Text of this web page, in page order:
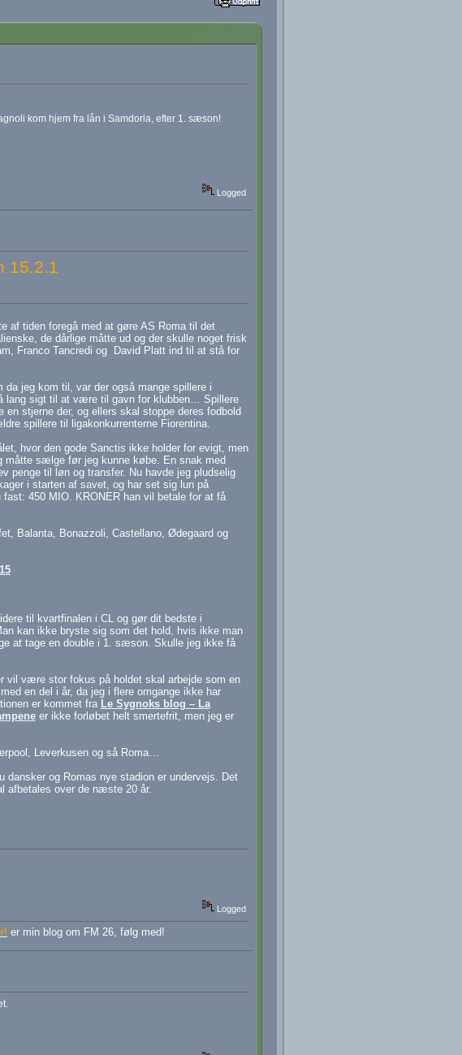
kom hjem fra lån i Samdoria, efter 1. sæson!
Logged
15.2.1
af tiden foregå med at gøre AS Roma til det
de dårlige måtte ud og der skulle noget frisk
Franco Tancredi og David Platt ind til at stå for
jeg kom til, var der også mange spillere i
lang sigt til at være til gavn for klubben… Spillere
stjerne der, og ellers skal stoppe deres fodbold
spillere til ligakonkurrenterne Fiorentina.
hvor den gode Sanctis ikke holder for evigt, men
måtte sælge før jeg kunne købe. En snak med
penge til løn og transfer. Nu havde jeg pludselig
i starten af savet, og har set sig lun på
450 MIO. KRONER han vil betale for at få
Balanta, Bonazzoli, Castellano, Ødegaard og
til kvartfinalen i CL og gør dit bedste i
kan ikke bryste sig som det hold, hvis ikke man
at tage en double i 1. sæson. Skulle jeg ikke få
vil være stor fokus på holdet skal arbejde som en
en del i år, da jeg i flere omgange ikke har
er kommet fra Le Sygnoks blog – La
er ikke forløbet helt smertefrit, men jeg er
Leverkusen og så Roma…
og Romas nye stadion er undervejs. Det
afbetales over de næste 20 år.
Logged
er min blog om FM 26, følg med!